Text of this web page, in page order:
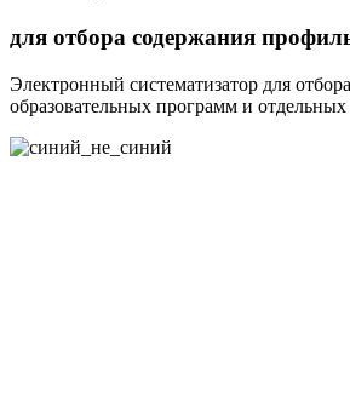
для отбора содержания
Электронный систематизатор для
образовательных программ и